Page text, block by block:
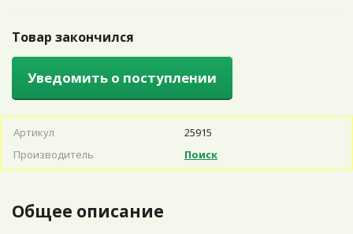
Товар закончился
Уведомить о поступлении
Артикул
25915
Производитель
Поиск
Общее описание